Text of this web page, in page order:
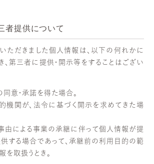
者提供について
ただきました個人情報は、以下の何れかに
、第三者に提供・開示等をすることはござい
同意・承諾を得た場合。
機関が、法令に基づく開示を求めてきた場
由による事業の承継に伴って個人情報が提
供する場合であって、承継前の利用目的の範
取扱うとき。